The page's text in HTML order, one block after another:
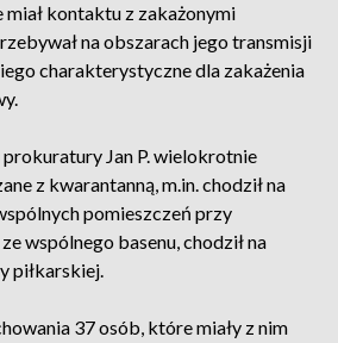
miał kontaktu z zakażonymi
na obszarach jego transmisji
charakterystyczne dla zakażenia
Jan P. wielokrotnie
z kwarantanną, m.in. chodził na
pomieszczeń przy
wspólnego basenu, chodził na
piłkarskiej.
37 osób, które miały z nim